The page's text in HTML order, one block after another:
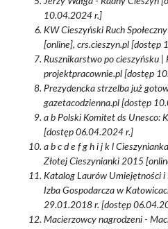
10.04.2024 r.]
KW Cieszyński Ruch
[online], crs.cieszyn.pl [dostęp
Rusznikarstwo po cieszyńsku
projektpracownie.pl [dostęp
Prezydencka strzelba już
gazetacodzienna.pl [dostęp
a b Polski Komitet ds Unesco:
[dostęp 06.04.2024 r.]
a b c d e f g h i j k l
Złotej Cieszynianki 2015
Katalog Laurów Umiejętności
Izba Gospodarcza w
29.01.2018 r. [dostęp
Macierzowcy nagrodzeni -